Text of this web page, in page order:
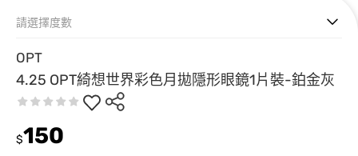
OPT
4.25 OPT綺想世界彩色月拋隱形眼鏡1片裝-鉑金灰
$150
請選擇度數